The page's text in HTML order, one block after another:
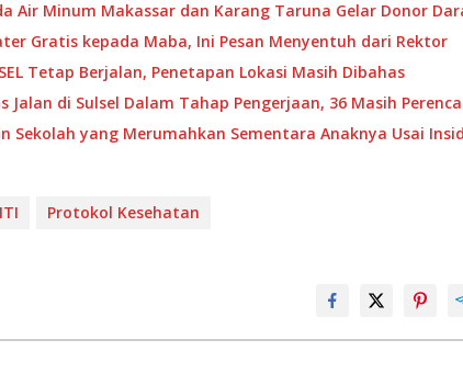
Air Minum Makassar dan Karang Taruna Gelar Donor
Gratis kepada Maba, Ini Pesan Menyentuh dari Rektor
Tetap Berjalan, Penetapan Lokasi Masih Dibahas
Jalan di Sulsel Dalam Tahap Pengerjaan, 36 Masih
Sekolah yang Merumahkan Sementara Anaknya Usai
Protokol Kesehatan